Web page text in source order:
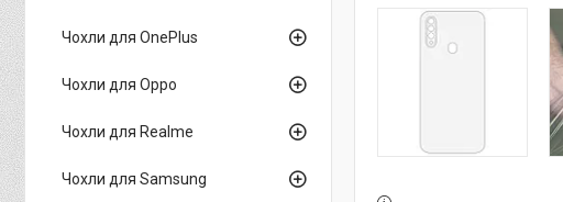
Чохли для OnePlus
Чохли для Oppo
Чохли для Realme
Чохли для Samsung